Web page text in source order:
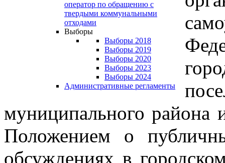
оператор по обращению с
твердыми коммунальными
отходами
Выборы
Выборы 2018
Выборы 2019
Выборы 2020
Выборы 2023
Выборы 2024
Административные регламенты
муниципального района
Положением о
обсуждениях в